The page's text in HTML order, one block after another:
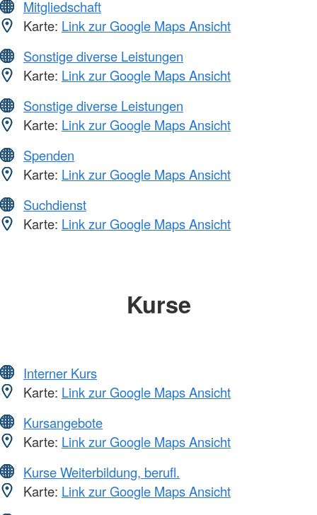
Mitgliedschaft
Karte: Link zur Google Maps Ansicht
Sonstige diverse Leistungen
Karte: Link zur Google Maps Ansicht
Sonstige diverse Leistungen
Karte: Link zur Google Maps Ansicht
Spenden
Karte: Link zur Google Maps Ansicht
Suchdienst
Karte: Link zur Google Maps Ansicht
Kurse
Interner Kurs
Karte: Link zur Google Maps Ansicht
Kursangebote
Karte: Link zur Google Maps Ansicht
Kurse Weiterbildung, berufl.
Karte: Link zur Google Maps Ansicht